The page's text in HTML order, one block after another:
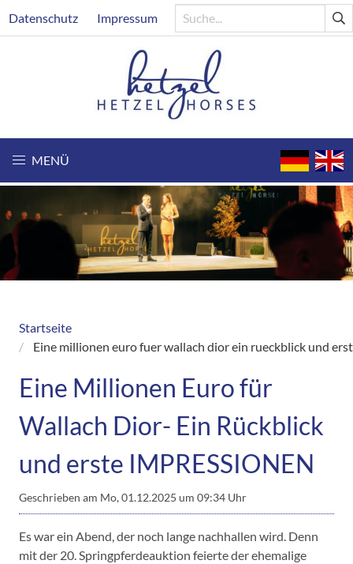
zum
Header
Datenschutz Impressum
MENÜ
Breadcrumb
Startseite
Eine millionen euro fuer wallach dior ein rueckblick und
Eine Millionen Euro für
Wallach Dior- Ein Rückblick
und erste IMPRESSIONEN
Geschrieben am Mo, 01.12.2025 um 09:34 Uhr
Es war ein Abend, der noch lange nachhallen wird. Denn
mit der 20. Springpferdeauktion feierte der ehemalige